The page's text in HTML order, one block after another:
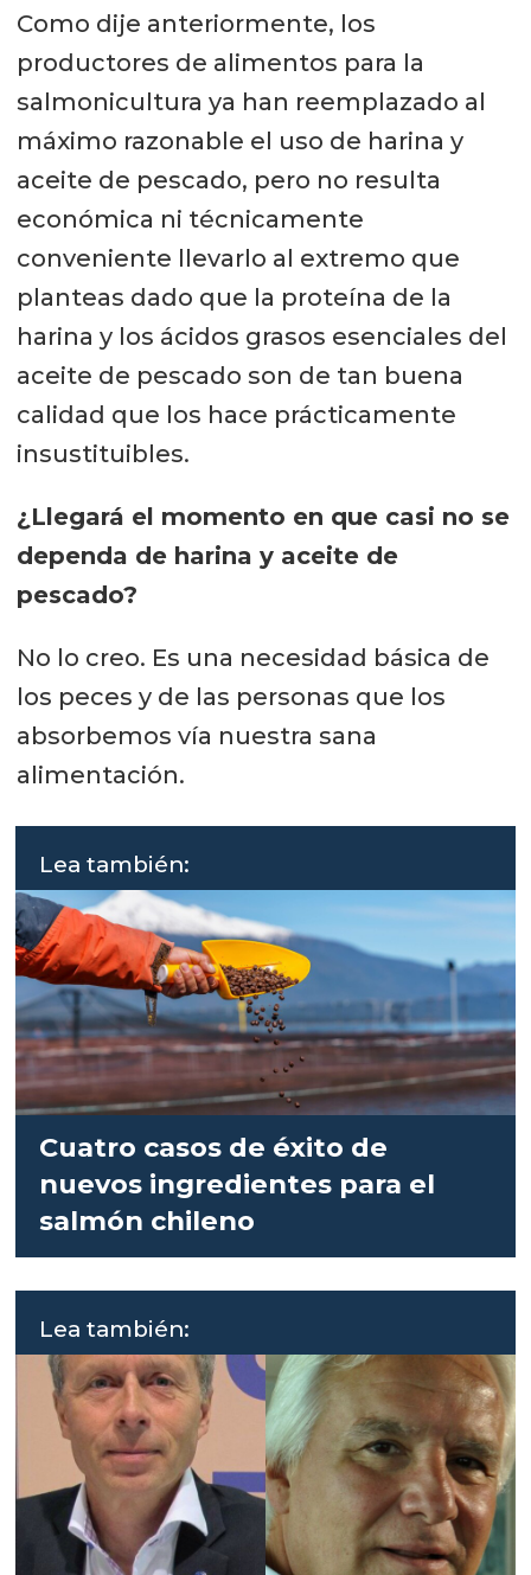
Como dije anteriormente, los
productores de alimentos para la
salmonicultura ya han reemplazado al
máximo razonable el uso de harina y
aceite de pescado, pero no resulta
económica ni técnicamente
conveniente llevarlo al extremo que
planteas dado que la proteína de la
harina y los ácidos grasos esenciales del
aceite de pescado son de tan buena
calidad que los hace prácticamente
insustituibles.
¿Llegará el momento en que casi no se
dependa de harina y aceite de
pescado?
No lo creo. Es una necesidad básica de
los peces y de las personas que los
absorbemos vía nuestra sana
alimentación.
Lea también:
Cuatro casos de éxito de
nuevos ingredientes para el
salmón chileno
Lea también: